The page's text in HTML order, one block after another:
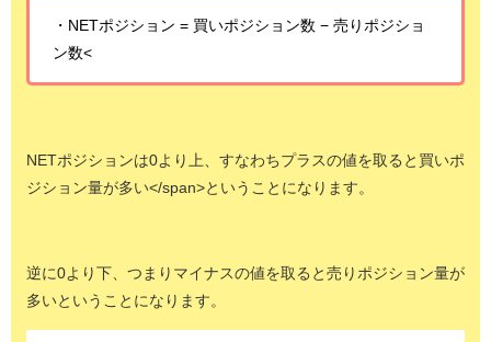
・NETポジション = 買いポジション数 − 売りポジショ
ン数<
NETポジションは0より上、すなわちプラスの値を取ると買いポ
ジション量が多い</span>ということになります。
逆に0より下、つまりマイナスの値を取ると売りポジション量が
多いということになります。